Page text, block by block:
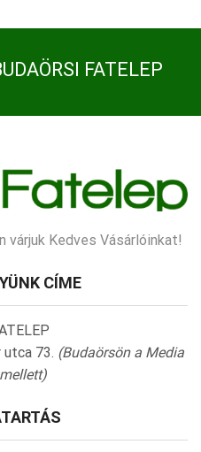
FATELEP
várjuk Kedves Vásárlóinkat!
CÍME
73. (Budaörsön a Media